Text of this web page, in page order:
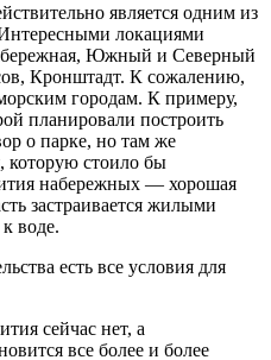
является одним из
локациями
Южный и Северный
Кронштадт. К сожалению,
городам. К примеру,
планировали построить
о парке, но там же
которую стоило бы
набережных — хорошая
застраивается жилыми
воде.
есть все условия для
сейчас нет, а
все более и более